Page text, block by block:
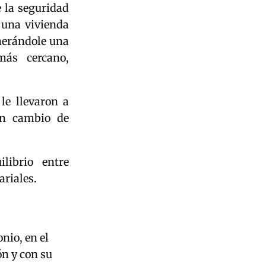
la seguridad
vivienda
una
cercano,
llevaron a
cambio de
entre
en el
y con su